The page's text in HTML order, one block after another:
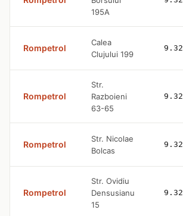
195A
Rompetrol
Calea
Clujului 199
9.32
Rompetrol
Str.
Razboieni
63-65
9.32
Rompetrol
Str. Nicolae
Bolcas
9.32
Rompetrol
Str. Ovidiu
Densusianu
15
9.32